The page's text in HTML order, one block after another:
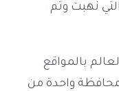
نُهبت وتم
بالمواقع
محافظة واحدة من